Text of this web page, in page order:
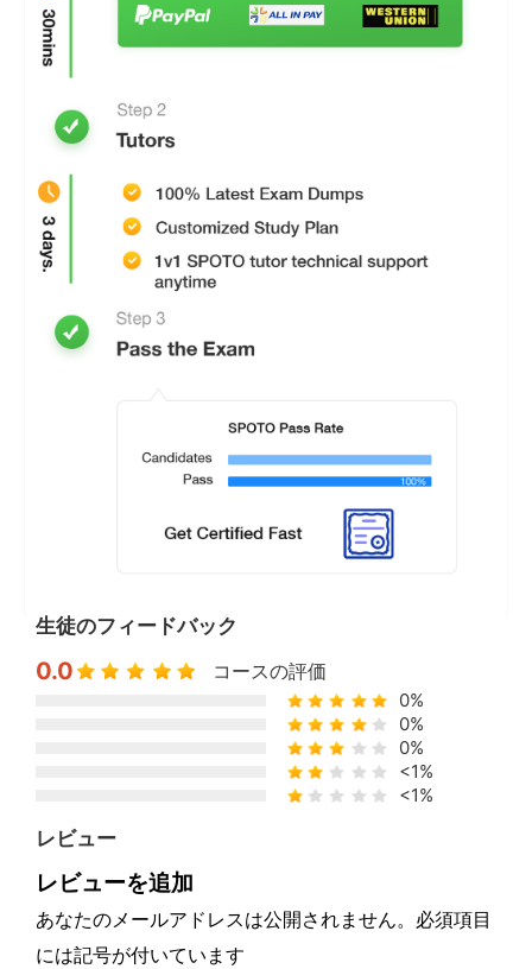
生徒のフィードバック
0.0 コースの評価
0%
0%
0%
<1%
<1%
レビュー
レビューを追加
あなたのメールアドレスは公開されません。必須項目
には記号が付いています